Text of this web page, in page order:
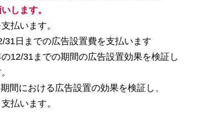
します。
払います。
31日までの広告設置費を支払います
12/31までの期間の広告設置効果を検証し
間における広告設置の効果を検証し、
払います。